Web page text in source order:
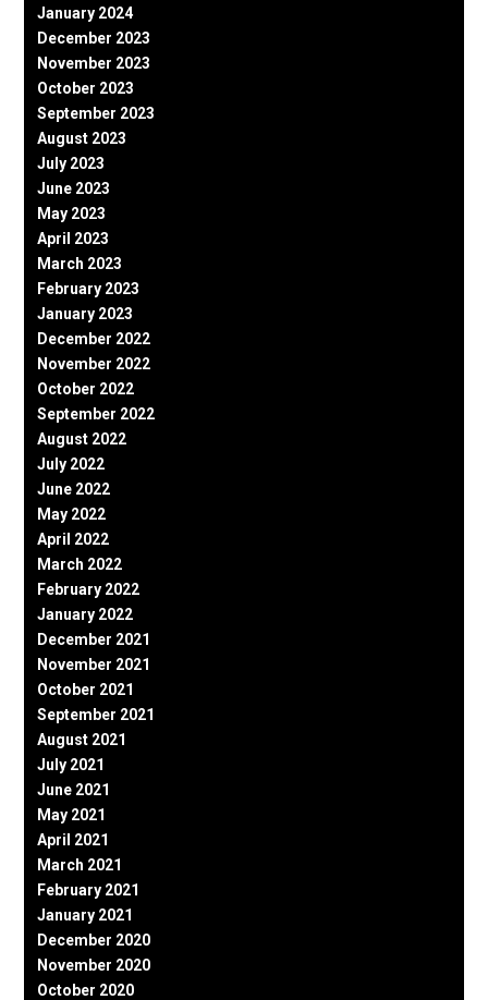
January 2024
December 2023
November 2023
October 2023
September 2023
August 2023
July 2023
June 2023
May 2023
April 2023
March 2023
February 2023
January 2023
December 2022
November 2022
October 2022
September 2022
August 2022
July 2022
June 2022
May 2022
April 2022
March 2022
February 2022
January 2022
December 2021
November 2021
October 2021
September 2021
August 2021
July 2021
June 2021
May 2021
April 2021
March 2021
February 2021
January 2021
December 2020
November 2020
October 2020